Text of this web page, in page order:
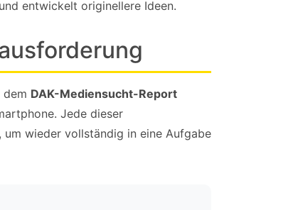
entwickelt originellere Ideen.
DAK-Mediensucht-Report
Jede dieser
wieder vollständig in eine Aufgabe